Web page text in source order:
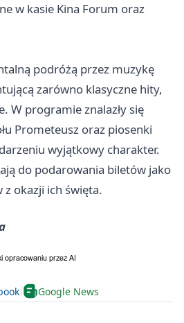
w kasie Kina Forum oraz
podróżą przez muzykę
zarówno klasyczne hity,
W programie znalazły się
Prometeusz oraz piosenki
wyjątkowy charakter.
do podarowania biletów jako
okazji ich święta.
Google News